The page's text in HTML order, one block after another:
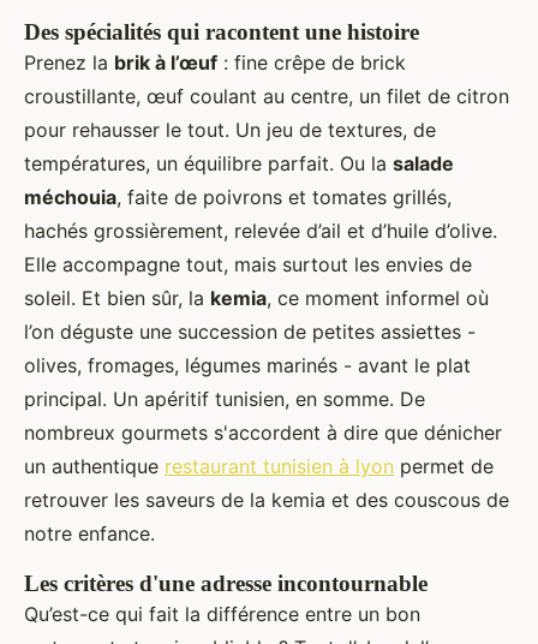
Des spécialités qui racontent une histoire
Prenez la brik à l’œuf : fine crêpe de brick
croustillante, œuf coulant au centre, un filet de citron
pour rehausser le tout. Un jeu de textures, de
températures, un équilibre parfait. Ou la salade
méchouia, faite de poivrons et tomates grillés,
hachés grossièrement, relevée d’ail et d’huile d’olive.
Elle accompagne tout, mais surtout les envies de
soleil. Et bien sûr, la kemia, ce moment informel où
l’on déguste une succession de petites assiettes -
olives, fromages, légumes marinés - avant le plat
principal. Un apéritif tunisien, en somme. De
nombreux gourmets s'accordent à dire que dénicher
un authentique restaurant tunisien à lyon permet de
retrouver les saveurs de la kemia et des couscous de
notre enfance.
Les critères d'une adresse incontournable
Qu’est-ce qui fait la différence entre un bon